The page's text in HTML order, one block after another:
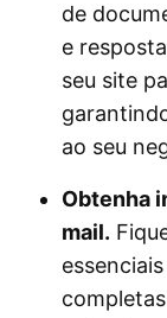
de
e
seu site
ao seu
Obtenha
mail.